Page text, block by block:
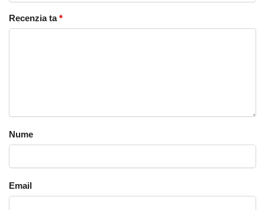
Recenzia ta*
Nume
Email